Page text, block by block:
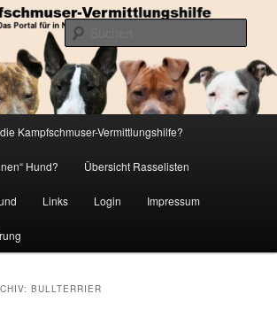
Vermittlungshilfe
in Not geratene Listenhunde
Kampfschmuser-Vermittlungshilfe?
Hund? Übersicht Rasselisten
Links Login Impressum
BULLTERRIER